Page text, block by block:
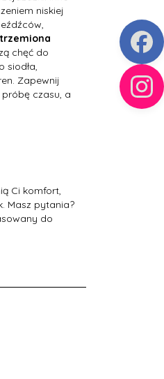
niskiej
chęć do
siodła,
Zapewnij
czasu, a
Ci komfort,
Masz pytania?
do